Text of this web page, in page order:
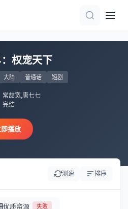
权宠天下
大陆 普通话 短剧
常喆宽,唐七七
完结
即播放
测速 排序
优质资源 失败